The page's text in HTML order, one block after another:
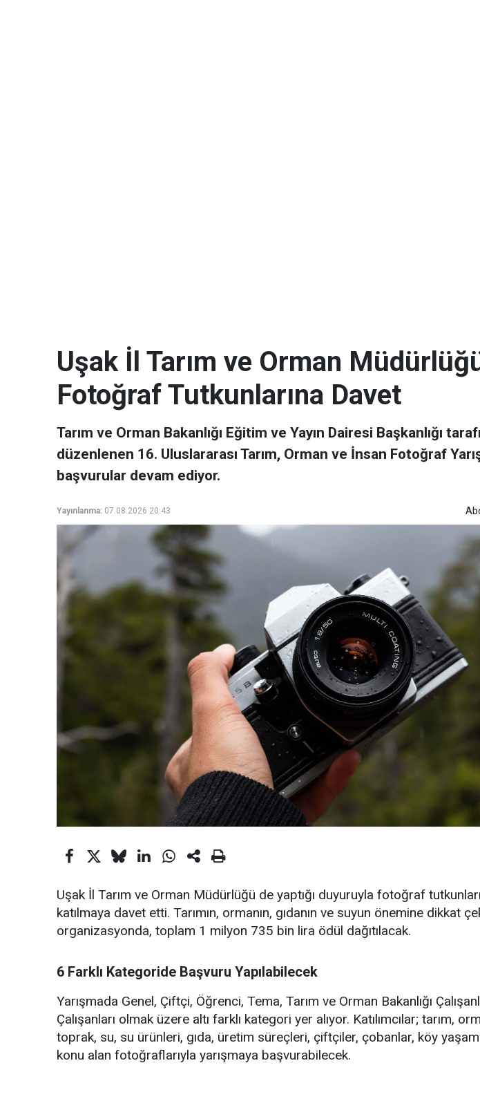
Uşak İl Tarım ve Orman
Fotoğraf Tutkunlarına Davet
Tarım ve Orman Bakanlığı Eğitim ve Yayın Dairesi Başkanlığı
düzenlenen 16. Uluslararası Tarım, Orman ve İnsan Fotoğraf
başvurular devam ediyor.
Yayınlanma: 07.08.2026 20:43
Uşak İl Tarım ve Orman Müdürlüğü de yaptığı duyuruyla fotoğraf
katılmaya davet etti. Tarımın, ormanın, gıdanın ve suyun önemine dikkat
organizasyonda, toplam 1 milyon 735 bin lira ödül dağıtılacak.
6 Farklı Kategoride Başvuru Yapılabilecek
Yarışmada Genel, Çiftçi, Öğrenci, Tema, Tarım ve Orman Bakanlığı
Çalışanları olmak üzere altı farklı kategori yer alıyor. Katılımcılar; tarım,
toprak, su, su ürünleri, gıda, üretim süreçleri, çiftçiler, çobanlar, köy
konu alan fotoğraflarıyla yarışmaya başvurabilecek.